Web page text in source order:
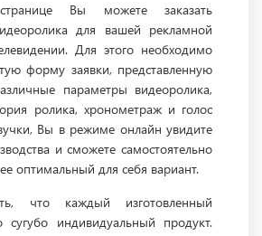
Вы можете заказать
для вашей рекламной
Для этого необходимо
форму заявки, представленную
параметры видеоролика,
ролика, хронометраж и голос
Вы в режиме онлайн увидите
и сможете самостоятельно
оптимальный для себя вариант.
что каждый изготовленный
сугубо индивидуальный продукт.